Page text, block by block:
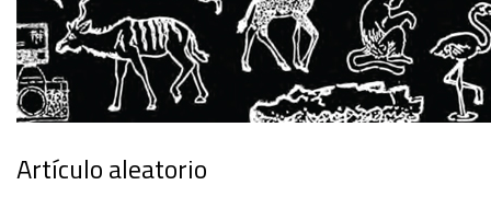
Artículo aleatorio